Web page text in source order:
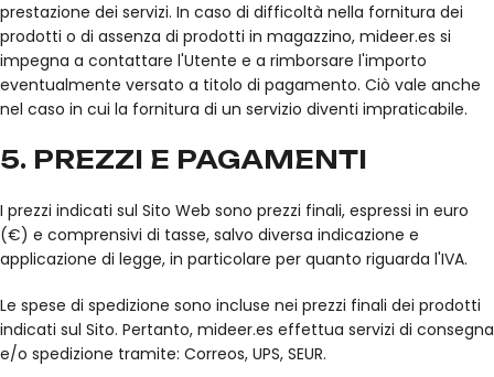
prestazione dei servizi. In caso di difficoltà nella fornitura dei
prodotti o di assenza di prodotti in magazzino, mideer.es si
impegna a contattare l'Utente e a rimborsare l'importo
eventualmente versato a titolo di pagamento. Ciò vale anche
nel caso in cui la fornitura di un servizio diventi impraticabile.
5. PREZZI E PAGAMENTI
I prezzi indicati sul Sito Web sono prezzi finali, espressi in euro
(€) e comprensivi di tasse, salvo diversa indicazione e
applicazione di legge, in particolare per quanto riguarda l'IVA.
Le spese di spedizione sono incluse nei prezzi finali dei prodotti
indicati sul Sito. Pertanto, mideer.es effettua servizi di consegna
e/o spedizione tramite: Correos, UPS, SEUR.